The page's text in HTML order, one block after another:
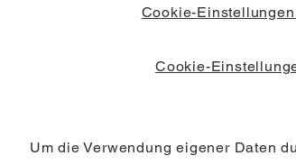
Cookie-
Cookie-
Um die Verwendung eigener Daten